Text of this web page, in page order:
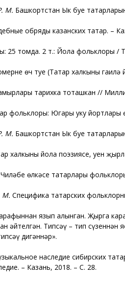
М. Башкортстан Ык буе
обряды казанских татар. –
25 томда. 2 т.: Йола фольклоры /
өч туе (Татар халкының
тарихка тоташкан //
фольклоры: Югары уку йортлары
М. Башкортстан Ык буе
халкының йола поэзиясе, уен
Чиләбе өлкәсе татарлары
М. Специфика татарских
язып алынган. Җырга
әйтелгән. Типсәү – тип
дигәннәр».
наследие сибирских
– Казань, 2018. – С. 28.